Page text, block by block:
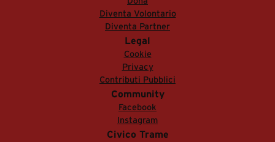
Diventa Volontario
Diventa Partner
Legal
Cookie
Privacy
Contributi Pubblici
Community
Facebook
Instagram
Civico Trame